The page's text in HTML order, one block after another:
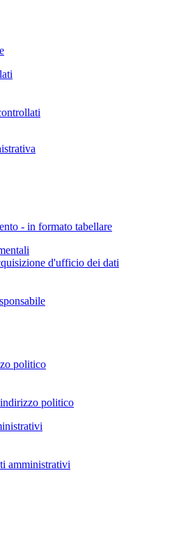
- in formato tabellare
d'ufficio dei dati
politico
politico
amministrativi